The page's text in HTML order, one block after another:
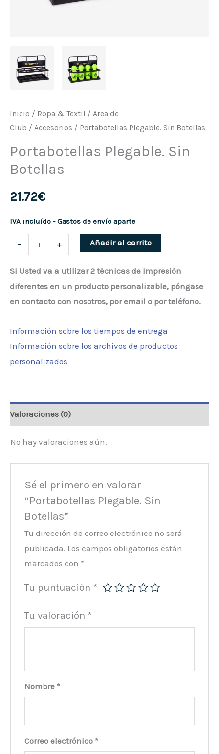
Inicio / Ropa & Textil / Area de
Club / Accesorios / Portabotellas Plegable. Sin Botellas
Portabotellas Plegable. Sin
Botellas
21.72€
IVA incluído - Gastos de envío aparte
-
Portabotellas
Plegable.
Sin
Botellas
cantidad
+ Añadir al carrito
Si Usted va a utilizar 2 técnicas de impresión
diferentes en un producto personalizable, póngase
en contacto con nosotros, por email o por teléfono.
Información sobre los tiempos de entrega
Información sobre los archivos de productos
personalizados
Valoraciones (0)
No hay valoraciones aún.
Sé el primero en valorar
“Portabotellas Plegable. Sin
Botellas”
Tu dirección de correo electrónico no será
publicada. Los campos obligatorios están
marcados con *
Tu puntuación *
Tu valoración *
Nombre*
Correo electrónico*